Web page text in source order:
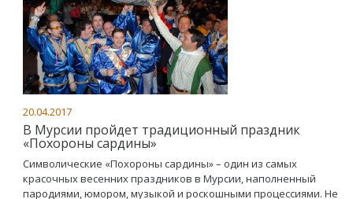
20.04.2017
В Мурсии пройдет традиционный праздник
«Похороны сардины»
Символические «Похороны сардины» – один из самых
красочных весенних праздников в Мурсии, наполненный
пародиями, юмором, музыкой и роскошными процессиями. Не